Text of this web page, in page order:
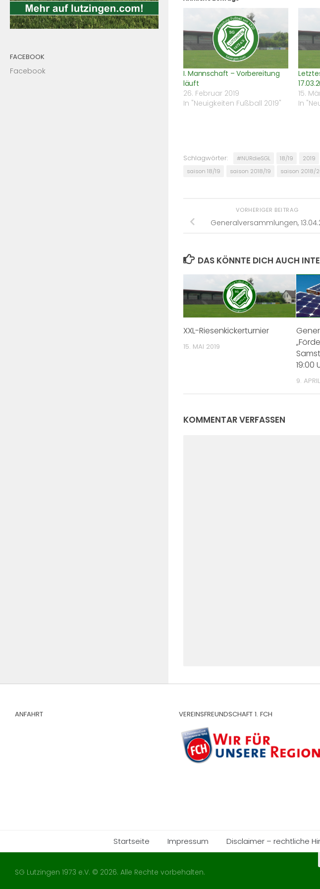
I. Mannschaft – Vorbereitung
läuft
26. Februar 2019
In "Neuigkeiten Fußball 2019"
15.
In
Schlagwörter: #NURdieSGL 18/19 2019
saison 18/19
saison 2018/19 saison 2018/
VORHERIGER BEITRAG
Generalversammlungen,
DAS KÖNNTE DICH AUCH
XXL-Riesenkickerturnier
15. MAI 2019
19:00
9.
KOMMENTAR VERFASSEN
FACEBOOK
Facebook
ANFAHRT VEREINSFREUNDSCHAFT 1. FCH
Startseite Impressum Disclaimer – rechtliche
SG Lutzingen 1973 e.V. © 2026. Alle Rechte vorbehalten.